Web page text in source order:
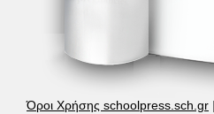
Όροι Χρήσης schoolpress.sch.gr |